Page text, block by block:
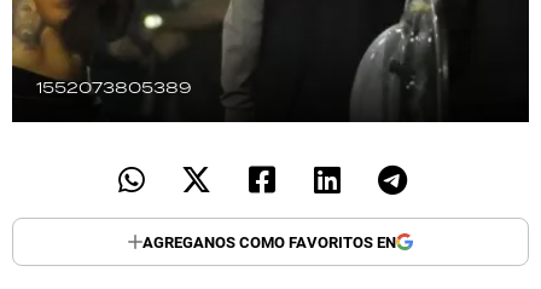
1552073805389
AGREGANOS COMO FAVORITOS EN
Seguinos